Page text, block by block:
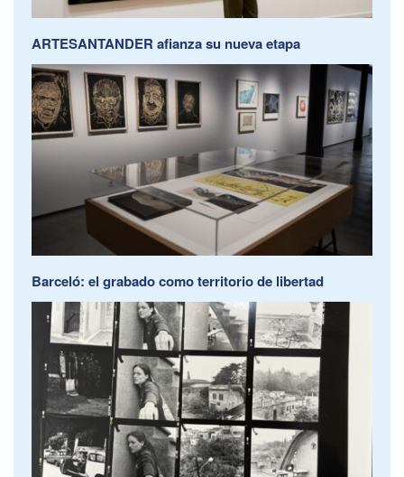
ARTESANTANDER afianza su nueva etapa
Barceló: el grabado como territorio de libertad